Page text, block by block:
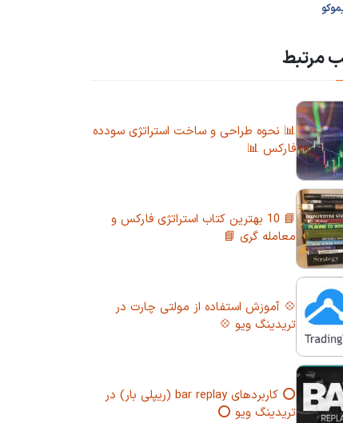
مرتبط
📊 نحوه طراحی و ساخت استراتژی سودده
فارکس 📊
📘 10 بهترین کتاب استراتژی فارکس و
معامله گری 📘
💠 آموزش استفاده از مولتی چارت در
تریدینگ ویو 💠
⭕ کاربردهای bar replay (ریپلی بار) در
تریدینگ ویو ⭕